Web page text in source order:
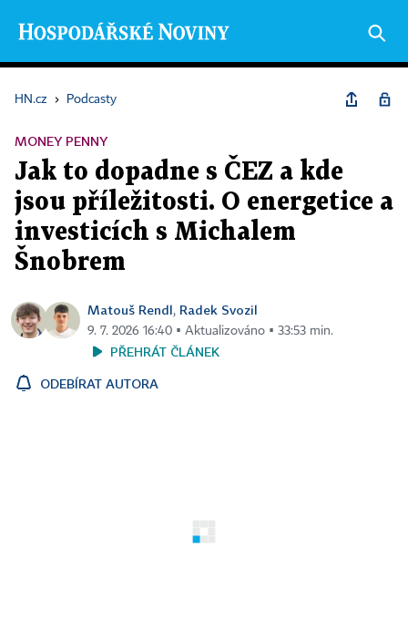
HN.cz › Podcasty
MONEY PENNY
Jak to dopadne s ČEZ a kde
jsou příležitosti. O energetice a
investicích s Michalem
Šnobrem
Matouš Rendl, Radek Svozil
9. 7. 2026 16:40 ▪ Aktualizováno ▪ 33:53 min.
PŘEHRÁT ČLÁNEK
ODEBÍRAT AUTORA